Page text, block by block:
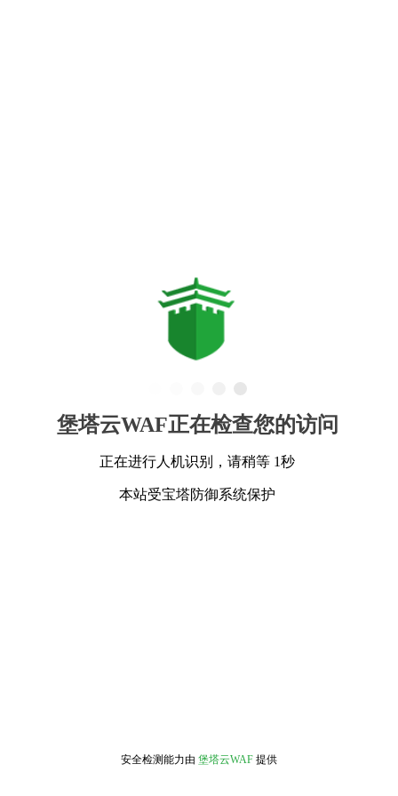
堡塔云WAF正在检查您的访问
正在进行人机识别，请稍等 1秒
本站受宝塔防御系统保护
安全检测能力由 堡塔云WAF 提供